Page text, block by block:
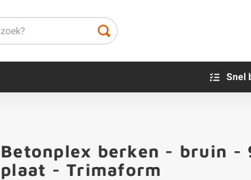
Blauwsteen sokkels
Olie - voor
Snel
Betonplex berken - bruin
plaat - Trimaform